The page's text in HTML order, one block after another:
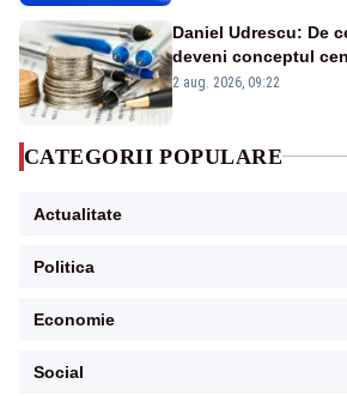
Daniel Udrescu: De
deveni conceptul
viitoare?
2 aug. 2026, 09:22
CATEGORII POPULARE
Actualitate
Politica
Economie
Social